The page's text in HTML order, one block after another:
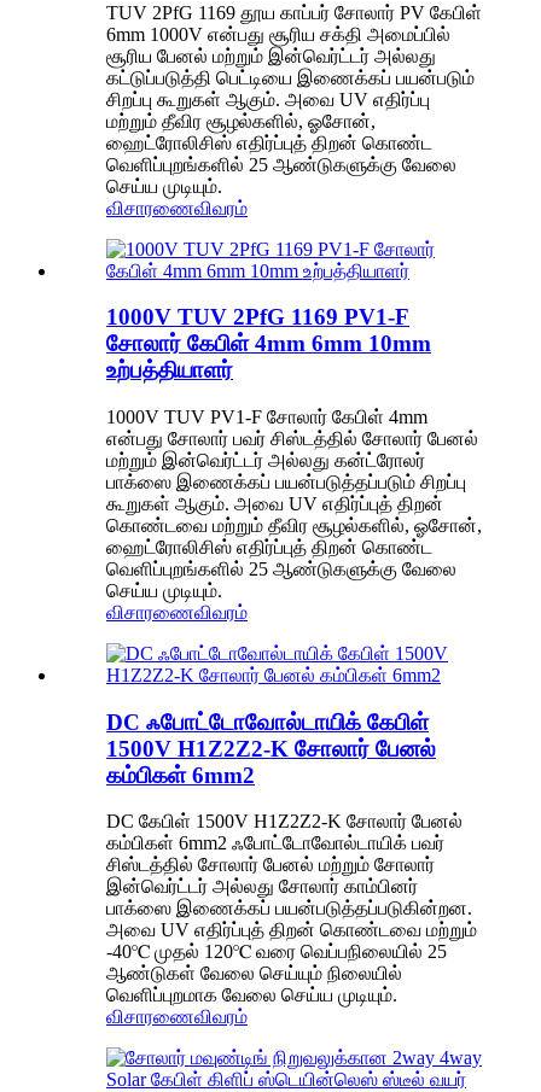
TUV 2PfG 1169 தூய காப்பர் சோலார் PV கேபிள்
6mm 1000V என்பது சூரிய சக்தி அமைப்பில்
சூரிய பேனல் மற்றும் இன்வெர்ட்டர் அல்லது
கட்டுப்படுத்தி பெட்டியை இணைக்கப் பயன்படும்
சிறப்பு கூறுகள் ஆகும். அவை UV எதிர்ப்பு
மற்றும் தீவிர சூழல்களில், ஓசோன்,
ஹைட்ரோலிசிஸ் எதிர்ப்புத் திறன் கொண்ட
வெளிப்புறங்களில் 25 ஆண்டுகளுக்கு வேலை
செய்ய முடியும்.
விசாரணைவிவரம்
1000V TUV 2PfG 1169 PV1-F
சோலார் கேபிள் 4mm 6mm 10mm
உற்பத்தியாளர்
1000V TUV PV1-F சோலார் கேபிள் 4mm
என்பது சோலார் பவர் சிஸ்டத்தில் சோலார் பேனல்
மற்றும் இன்வெர்ட்டர் அல்லது கன்ட்ரோலர்
பாக்ஸை இணைக்கப் பயன்படுத்தப்படும் சிறப்பு
கூறுகள் ஆகும். அவை UV எதிர்ப்புத் திறன்
கொண்டவை மற்றும் தீவிர சூழல்களில், ஓசோன்,
ஹைட்ரோலிசிஸ் எதிர்ப்புத் திறன் கொண்ட
வெளிப்புறங்களில் 25 ஆண்டுகளுக்கு வேலை
செய்ய முடியும்.
விசாரணைவிவரம்
DC ஃபோட்டோவோல்டாயிக் கேபிள்
1500V H1Z2Z2-K சோலார் பேனல்
கம்பிகள் 6mm2
DC கேபிள் 1500V H1Z2Z2-K சோலார் பேனல்
கம்பிகள் 6mm2 ஃபோட்டோவோல்டாயிக் பவர்
சிஸ்டத்தில் சோலார் பேனல் மற்றும் சோலார்
இன்வெர்ட்டர் அல்லது சோலார் காம்பினர்
பாக்ஸை இணைக்கப் பயன்படுத்தப்படுகின்றன.
அவை UV எதிர்ப்புத் திறன் கொண்டவை மற்றும்
-40℃ முதல் 120℃ வரை வெப்பநிலையில் 25
ஆண்டுகள் வேலை செய்யும் நிலையில்
வெளிப்புறமாக வேலை செய்ய முடியும்.
விசாரணைவிவரம்